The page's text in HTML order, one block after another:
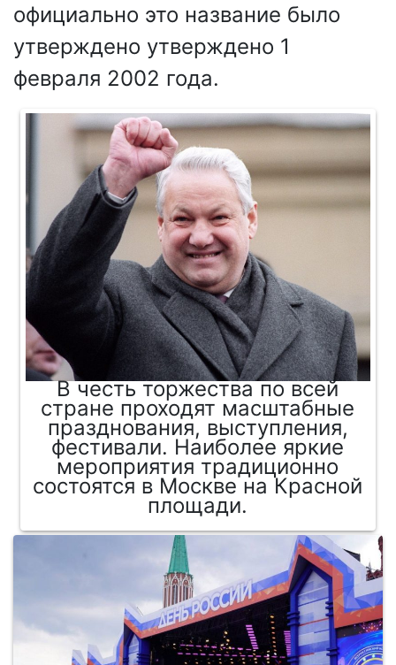
официально это название было
утверждено утверждено 1
февраля 2002 года.
В честь торжества по всей
стране проходят масштабные
празднования, выступления,
фестивали. Наиболее яркие
мероприятия традиционно
состоятся в Москве на Красной
площади.